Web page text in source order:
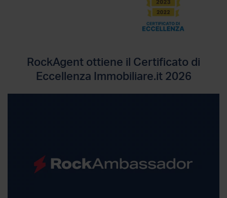
RockAgent ottiene il Certificato di
Eccellenza Immobiliare.it 2026